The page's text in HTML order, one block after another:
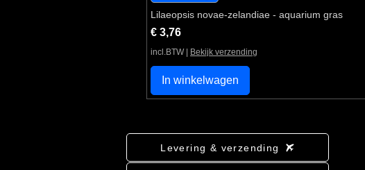
Lilaeopsis novae-zelandiae - aquarium gras
Prijs
€ 3,76
incl.BTW Bekijk verzending
In winkelwagen
Levering & verzending